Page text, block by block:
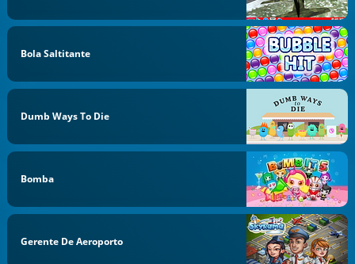
Bola Saltitante
Dumb Ways To Die
Bomba
Gerente De Aeroporto